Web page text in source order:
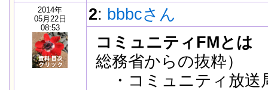
2014年
05月22日
08:53
2: bbbcさん
コミュニティFMとは
総務省からの抜粋）
・コミュニティ放送